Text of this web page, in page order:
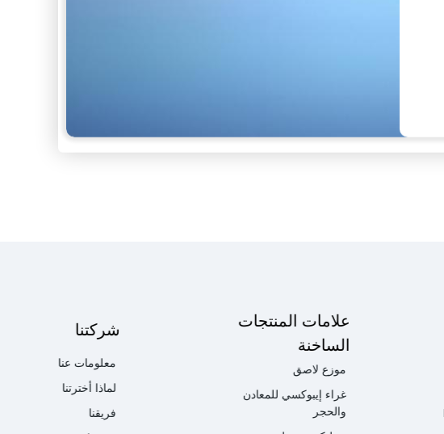
علامات المنتجات
الساخنة
موزع لاصق
غراء إيبوكسي للمعادن
والحجر
شركتنا
معلومات عنا
لماذا أخترتنا
فريقنا